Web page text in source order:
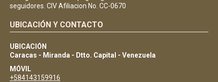
seguidores. CIV Afiliacion No. CC-0670
UBICACIÓN Y CONTACTO
UBICACIÓN
Caracas - Miranda - Dtto. Capital - Venezuela
MÓVIL
+584143159916